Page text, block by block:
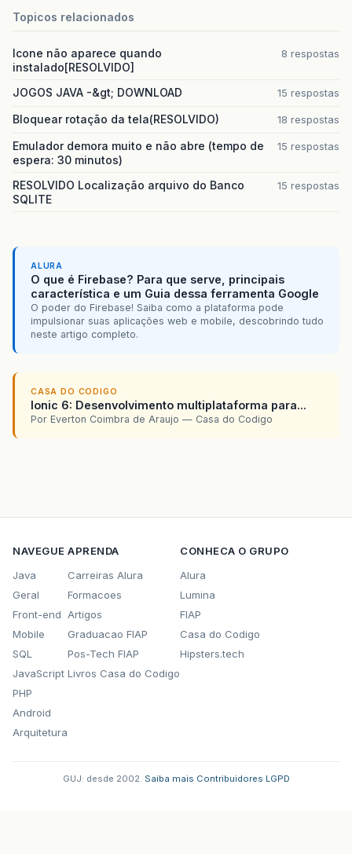
Topicos relacionados
Icone não aparece quando
instalado[RESOLVIDO]
8 respostas
JOGOS JAVA -&gt; DOWNLOAD 15 respostas
Bloquear rotação da tela(RESOLVIDO) 18 respostas
Emulador demora muito e não abre (tempo de
espera: 30 minutos)
15 respostas
RESOLVIDO Localização arquivo do Banco
SQLITE
15 respostas
ALURA
O que é Firebase? Para que serve, principais
característica e um Guia dessa ferramenta Google
O poder do Firebase! Saiba como a plataforma pode
impulsionar suas aplicações web e mobile, descobrindo tudo
neste artigo completo.
CASA DO CODIGO
Ionic 6: Desenvolvimento multiplataforma para...
Por Everton Coimbra de Araujo — Casa do Codigo
NAVEGUE
Java
Geral
Front-end
Mobile
SQL
JavaScript
PHP
Android
Arquitetura
APRENDA
Carreiras Alura
Formacoes
Artigos
Graduacao FIAP
Pos-Tech FIAP
Livros Casa do Codigo
CONHECA O GRUPO
Alura
Lumina
FIAP
Casa do Codigo
Hipsters.tech
GUJ: desde 2002. Saiba mais Contribuidores LGPD